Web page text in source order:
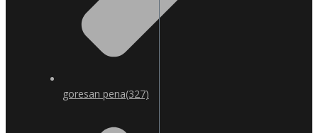
goresan pena(327)